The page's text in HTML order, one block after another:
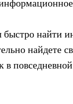
найти
найдете